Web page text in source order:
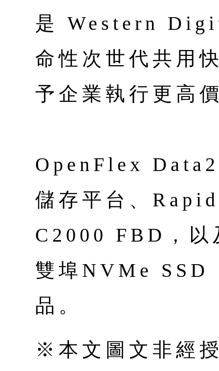
是 Western
命性次世代共用
予企業執行更高
OpenFlex
儲存平台、
C2000 FBD，
雙埠NVMe SSD
品。
※本文圖文非經